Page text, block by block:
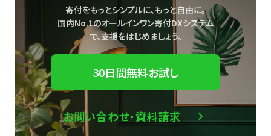
寄付をもっとシンプルに、もっと自由に。
国内No.1のオールインワン寄付DXシステム
で、支援をはじめましょう。
30日間無料お試し
お問い合わせ・資料請求